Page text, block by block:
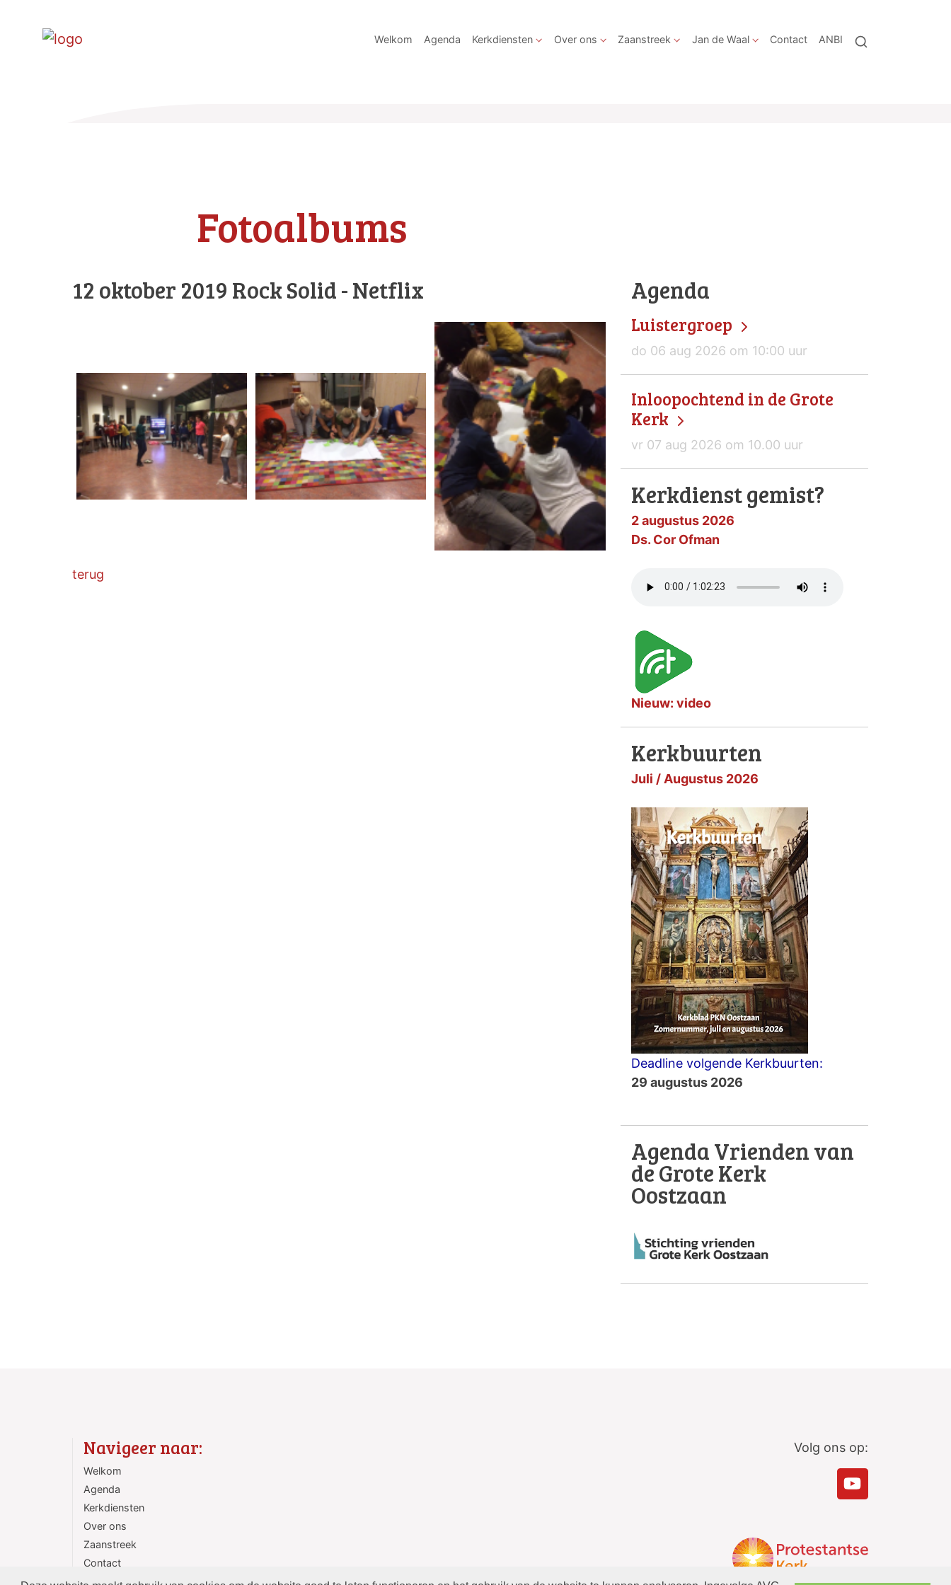
Welkom Agenda Kerkdiensten Over ons Zaanstreek Jan de Waal Contact ANBI
Fotoalbums
12 oktober 2019 Rock Solid - Netflix
terug
Agenda
Luistergroep
do 06 aug 2026 om 10:00 uur
Inloopochtend in de Grote
Kerk
vr 07 aug 2026 om 10.00 uur
Kerkdienst gemist?
2 augustus 2026
Ds. Cor Ofman
Nieuw: video
Kerkbuurten
Juli / Augustus 2026
Deadline volgende Kerkbuurten:
29 augustus 2026
Agenda Vrienden van
de Grote Kerk
Oostzaan
Navigeer naar:
Welkom
Agenda
Kerkdiensten
Over ons
Zaanstreek
Contact
ANBI
Volg ons op: